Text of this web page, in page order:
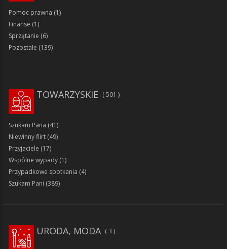
Pomoc prawna (1)
Finanse (1)
Sprzątanie (6)
Pozostałe (139)
TOWARZYSKIE 501
Szukam Pana (41)
Niewinny flirt (49)
Przyjaciele (17)
Wspólne wypady (1)
Przypadkowe spotkania (4)
Szukam Pani (389)
URODA, MODA 3